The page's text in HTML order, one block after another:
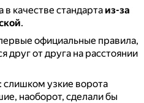
качестве стандарта из-за
.
официальные правила,
друг от друга на расстоянии
слишком узкие ворота
наоборот, сделали бы